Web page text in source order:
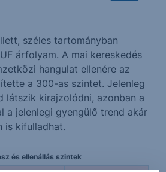
széles tartományban
árfolyam. A mai kereskedés
hangulat ellenére az
a 300-as szintet. Jelenleg
látszik kirajzolódni, azonban a
a jelenlegi gyengülő trend akár
is kifulladhat.
és ellenállás szintek